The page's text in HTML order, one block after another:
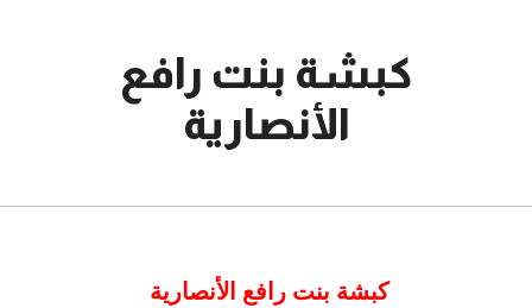
كبشة بنت رافع
الأنصارية
كبشة بنت رافع الأنصارية